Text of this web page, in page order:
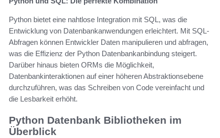
Python bietet eine nahtlose Integration mit SQL, was die
Entwicklung von Datenbankanwendungen erleichtert. Mit SQL-
Abfragen können Entwickler Daten manipulieren und abfragen,
was die Effizienz der Python Datenbankanbindung steigert.
Darüber hinaus bieten ORMs die Möglichkeit,
Datenbankinteraktionen auf einer höheren Abstraktionsebene
durchzuführen, was das Schreiben von Code vereinfacht und
die Lesbarkeit erhöht.
Python Datenbank Bibliotheken im
Überblick